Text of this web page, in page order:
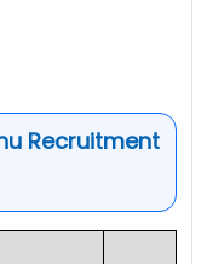
Recruitment